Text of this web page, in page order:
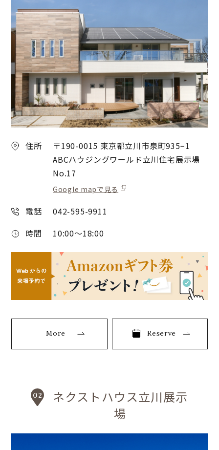
住所
〒190-0015 東京都立川市泉町935−1
ABCハウジングワールド立川住宅展示場
No.17
Google mapで見る
電話
042-595-9911
時間
10:00〜18:00
More Reserve
ネクストハウス立川展示
場